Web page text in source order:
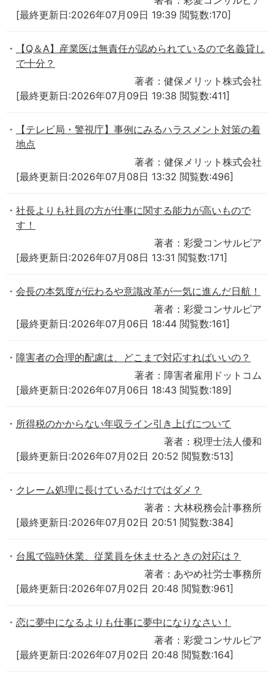
[最終更新日:2026年07月09日 19:39 閲覧数:170]
【Q＆A】産業医は無責任が認められているので名義貸し
で十分？
著者：健保メリット株式会社
[最終更新日:2026年07月09日 19:38 閲覧数:411]
【テレビ局・警視庁】事例にみるハラスメント対策の着
地点
著者：健保メリット株式会社
[最終更新日:2026年07月08日 13:32 閲覧数:496]
社長よりも社員の方が仕事に関する能力が高いもので
す！
著者：彩愛コンサルピア
[最終更新日:2026年07月08日 13:31 閲覧数:171]
会長の本気度が伝わるや意識改革が一気に進んだ日航！
著者：彩愛コンサルピア
[最終更新日:2026年07月06日 18:44 閲覧数:161]
障害者の合理的配慮は、どこまで対応すればいいの？
著者：障害者雇用ドットコム
[最終更新日:2026年07月06日 18:43 閲覧数:189]
所得税のかからない年収ライン引き上げについて
著者：税理士法人優和
[最終更新日:2026年07月02日 20:52 閲覧数:513]
クレーム処理に長けているだけではダメ？
著者：大林税務会計事務所
[最終更新日:2026年07月02日 20:51 閲覧数:384]
台風で臨時休業、従業員を休ませるときの対応は？
著者：あやめ社労士事務所
[最終更新日:2026年07月02日 20:48 閲覧数:961]
恋に夢中になるよりも仕事に夢中になりなさい！
著者：彩愛コンサルピア
[最終更新日:2026年07月02日 20:48 閲覧数:164]